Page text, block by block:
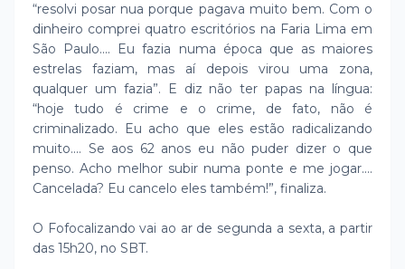
“resolvi posar nua porque pagava muito bem. Com o
dinheiro comprei quatro escritórios na Faria Lima em
São Paulo.... Eu fazia numa época que as maiores
estrelas faziam, mas aí depois virou uma zona,
qualquer um fazia”. E diz não ter papas na língua:
“hoje tudo é crime e o crime, de fato, não é
criminalizado. Eu acho que eles estão radicalizando
muito.... Se aos 62 anos eu não puder dizer o que
penso. Acho melhor subir numa ponte e me jogar....
Cancelada? Eu cancelo eles também!”, finaliza.
O Fofocalizando vai ao ar de segunda a sexta, a partir
das 15h20, no SBT.